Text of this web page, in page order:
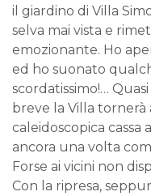
il giardino di Villa
selva mai vista e
emozionante. Ho
ed ho suonato
scordatissimo!…
breve la Villa tornerà
caleidoscopica cassa
ancora una volta
Forse ai vicini non
Con la ripresa,